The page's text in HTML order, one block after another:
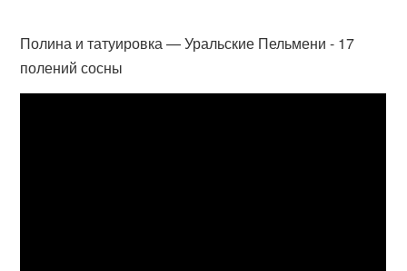
Полина и татуировка — Уральские Пельмени - 17
полений сосны